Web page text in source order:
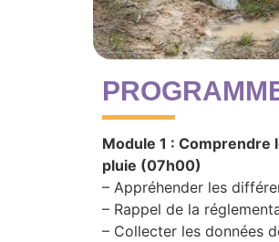
Module 1 : Comprendre
pluie (07h00)
– Appréhender les
– Rappel de la
– Collecter les données